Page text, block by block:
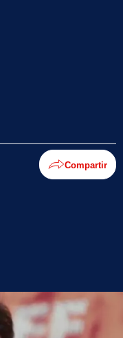
Compartir